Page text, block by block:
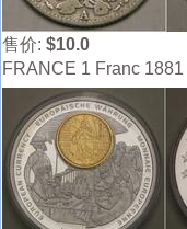
售价: $10.0
FRANCE 1 Franc